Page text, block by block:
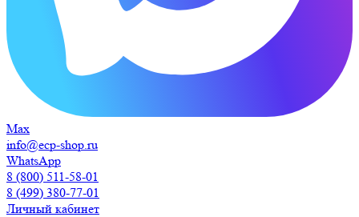
Max
info@ecp-shop.ru
WhatsApp
8 (800) 511-58-01
8 (499) 380-77-01
Личный кабинет